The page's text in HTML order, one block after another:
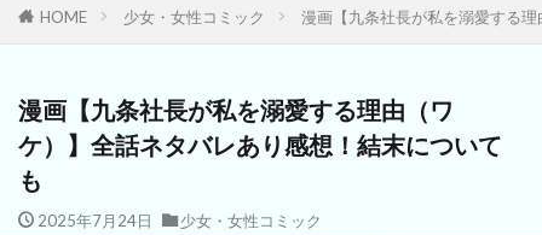
HOME 少女・女性コミック 漫画【九条社長が私を溺愛する
漫画【九条社長が私を溺愛する理由（ワ
ケ）】全話ネタバレあり感想！結末について
も
2025年7月24日 少女・女性コミック